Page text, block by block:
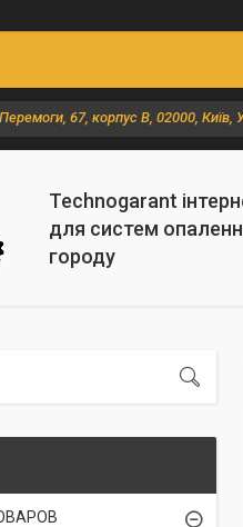
67, корпус В, 02000, Київ,
Technogarant
для систем
городу